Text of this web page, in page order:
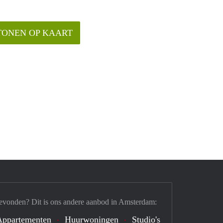
OP KAART
Dit is ons andere aanbod in Amsterdam:
Huurwoningen Studio's